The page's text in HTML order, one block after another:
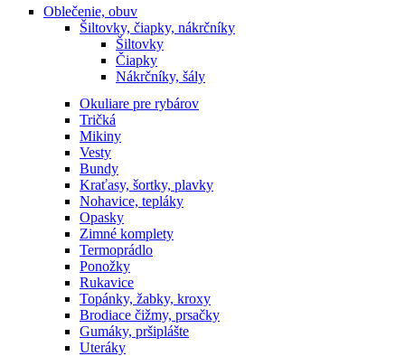
Oblečenie, obuv
Šiltovky, čiapky, nákrčníky
Šiltovky
Čiapky
Nákrčníky, šály
Okuliare pre rybárov
Tričká
Mikiny
Vesty
Bundy
Kraťasy, šortky, plavky
Nohavice, tepláky
Opasky
Zimné komplety
Termoprádlo
Ponožky
Rukavice
Topánky, žabky, kroxy
Brodiace čižmy, prsačky
Gumáky, pršiplášte
Uteráky